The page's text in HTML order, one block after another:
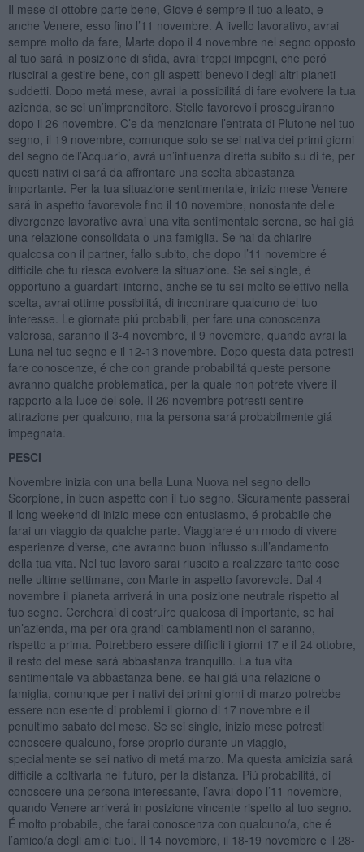
Il mese di ottobre parte bene, Giove é sempre il tuo alleato, e
anche Venere, esso fino l’11 novembre. A livello lavorativo, avrai
sempre molto da fare, Marte dopo il 4 novembre nel segno opposto
al tuo sará in posizione di sfida, avrai troppi impegni, che peró
riuscirai a gestire bene, con gli aspetti benevoli degli altri pianeti
suddetti. Dopo metá mese, avrai la possibilitá di fare evolvere la tua
azienda, se sei un’imprenditore. Stelle favorevoli proseguiranno
dopo il 26 novembre. C’e da menzionare l’entrata di Plutone nel tuo
segno, il 19 novembre, comunque solo se sei nativa dei primi giorni
del segno dell’Acquario, avrá un’influenza diretta subito su di te, per
questi nativi ci sará da affrontare una scelta abbastanza
importante. Per la tua situazione sentimentale, inizio mese Venere
sará in aspetto favorevole fino il 10 novembre, nonostante delle
divergenze lavorative avrai una vita sentimentale serena, se hai giá
una relazione consolidata o una famiglia. Se hai da chiarire
qualcosa con il partner, fallo subito, che dopo l’11 novembre é
difficile che tu riesca evolvere la situazione. Se sei single, é
opportuno a guardarti intorno, anche se tu sei molto selettivo nella
scelta, avrai ottime possibilitá, di incontrare qualcuno del tuo
interesse. Le giornate piú probabili, per fare una conoscenza
valorosa, saranno il 3-4 novembre, il 9 novembre, quando avrai la
Luna nel tuo segno e il 12-13 novembre. Dopo questa data potresti
fare conoscenze, é che con grande probabilitá queste persone
avranno qualche problematica, per la quale non potrete vivere il
rapporto alla luce del sole. Il 26 novembre potresti sentire
attrazione per qualcuno, ma la persona sará probabilmente giá
impegnata.
PESCI
Novembre inizia con una bella Luna Nuova nel segno dello
Scorpione, in buon aspetto con il tuo segno. Sicuramente passerai
il long weekend di inizio mese con entusiasmo, é probabile che
farai un viaggio da qualche parte. Viaggiare é un modo di vivere
esperienze diverse, che avranno buon influsso sull’andamento
della tua vita. Nel tuo lavoro sarai riuscito a realizzare tante cose
nelle ultime settimane, con Marte in aspetto favorevole. Dal 4
novembre il pianeta arriverá in una posizione neutrale rispetto al
tuo segno. Cercherai di costruire qualcosa di importante, se hai
un’azienda, ma per ora grandi cambiamenti non ci saranno,
rispetto a prima. Potrebbero essere difficili i giorni 17 e il 24 ottobre,
il resto del mese sará abbastanza tranquillo. La tua vita
sentimentale va abbastanza bene, se hai giá una relazione o
famiglia, comunque per i nativi dei primi giorni di marzo potrebbe
essere non esente di problemi il giorno di 17 novembre e il
penultimo sabato del mese. Se sei single, inizio mese potresti
conoscere qualcuno, forse proprio durante un viaggio,
specialmente se sei nativo di metá marzo. Ma questa amicizia sará
difficile a coltivarla nel futuro, per la distanza. Piú probabilitá, di
conoscere una persona interessante, l’avrai dopo l’11 novembre,
quando Venere arriverá in posizione vincente rispetto al tuo segno.
É molto probabile, che farai conoscenza con qualcuno/a, che é
l’amico/a degli amici tuoi. Il 14 novembre, il 18-19 novembre e il 28-